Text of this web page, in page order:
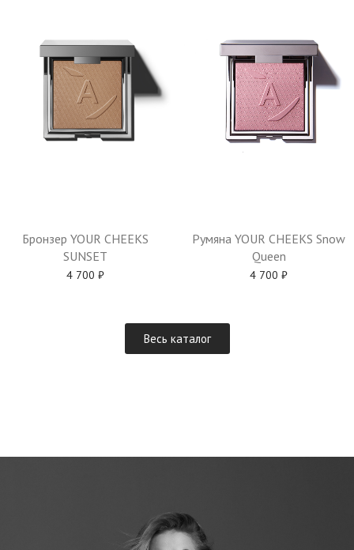
Бронзер YOUR CHEEKS
SUNSET
4 700 ₽
Румяна YOUR CHEEKS Snow
Queen
4 700 ₽
Весь каталог